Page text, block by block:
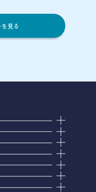
見る